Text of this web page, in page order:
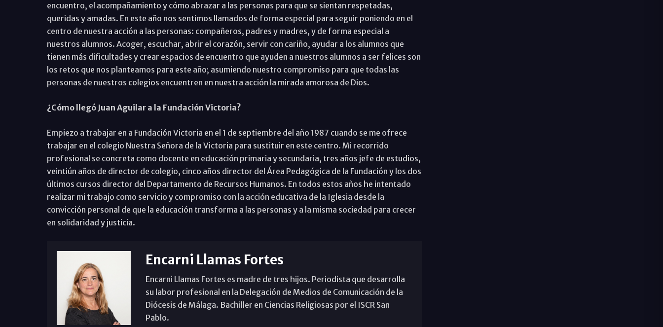
encuentro, el acompañamiento y cómo abrazar a las personas para que se sientan respetadas,
queridas y amadas. En este año nos sentimos llamados de forma especial para seguir poniendo en el
centro de nuestra acción a las personas: compañeros, padres y madres, y de forma especial a
nuestros alumnos. Acoger, escuchar, abrir el corazón, servir con cariño, ayudar a los alumnos que
tienen más dificultades y crear espacios de encuentro que ayuden a nuestros alumnos a ser felices son
los retos que nos planteamos para este año; asumiendo nuestro compromiso para que todas las
personas de nuestros colegios encuentren en nuestra acción la mirada amorosa de Dios.
¿Cómo llegó Juan Aguilar a la Fundación Victoria?
Empiezo a trabajar en a Fundación Victoria en el 1 de septiembre del año 1987 cuando se me ofrece
trabajar en el colegio Nuestra Señora de la Victoria para sustituir en este centro. Mi recorrido
profesional se concreta como docente en educación primaria y secundaria, tres años jefe de estudios,
veintiún años de director de colegio, cinco años director del Área Pedagógica de la Fundación y los dos
últimos cursos director del Departamento de Recursos Humanos. En todos estos años he intentado
realizar mi trabajo como servicio y compromiso con la acción educativa de la Iglesia desde la
convicción personal de que la educación transforma a las personas y a la misma sociedad para crecer
en solidaridad y justicia.
Encarni Llamas Fortes
Encarni Llamas Fortes es madre de tres hijos. Periodista que desarrolla
su labor profesional en la Delegación de Medios de Comunicación de la
Diócesis de Málaga. Bachiller en Ciencias Religiosas por el ISCR San
Pablo.